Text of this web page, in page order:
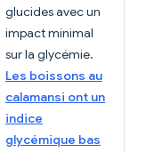
glucides avec un
impact minimal
sur la glycémie.
Les boissons au
calamansi ont un
indice
glycémique bas